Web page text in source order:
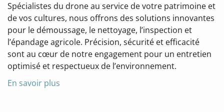
Spécialistes du drone au service de votre patrimoine et
de vos cultures, nous offrons des solutions innovantes
pour le démoussage, le nettoyage, l’inspection et
l’épandage agricole. Précision, sécurité et efficacité
sont au cœur de notre engagement pour un entretien
optimisé et respectueux de l’environnement.
En savoir plus